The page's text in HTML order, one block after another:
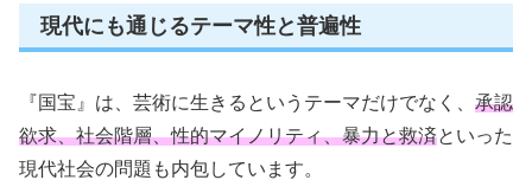
現代にも通じるテーマ性と普遍性
『国宝』は、芸術に生きるというテーマだけでなく、 承認
欲求、社会階層、性的マイノリティ、暴力と救済といった
現代社会の問題も内包しています。